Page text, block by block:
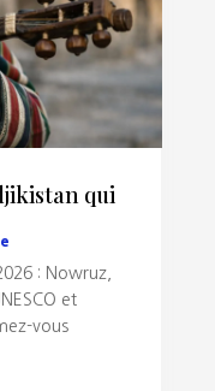
qui
: Nowruz,
et
vous